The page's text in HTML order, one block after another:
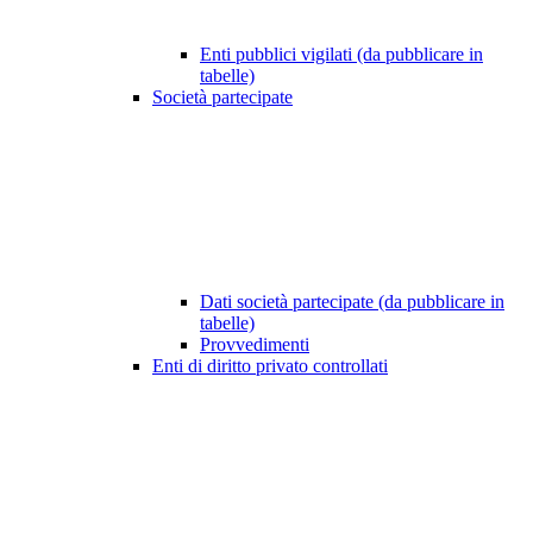
Enti pubblici vigilati (da pubblicare in
tabelle)
Società partecipate
Dati società partecipate (da pubblicare in
tabelle)
Provvedimenti
Enti di diritto privato controllati